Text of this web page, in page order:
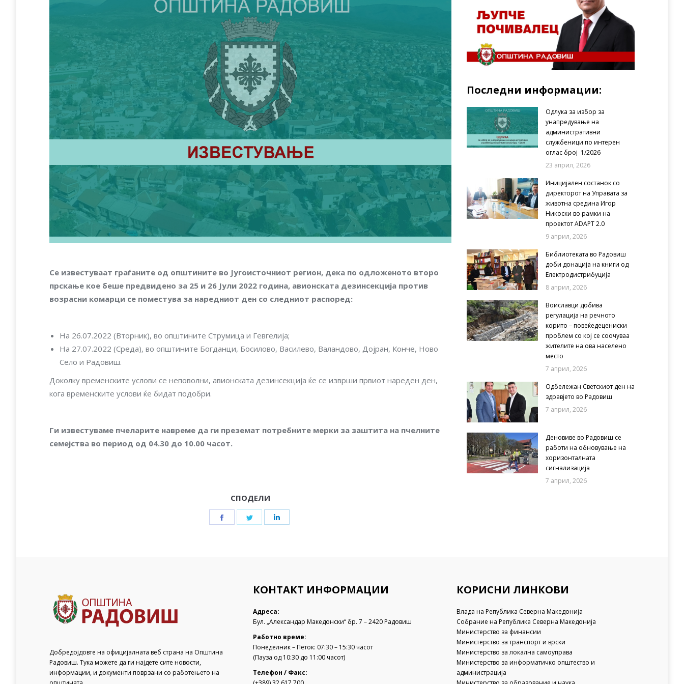
Се известуваат граѓаните од општините во Југоисточниот регион, дека по одложеното второ
прскање кое беше предвидено за 25 и 26 Јули 2022 година, авионската дезинсекција против
возрасни комарци се поместува за наредниот ден со следниот распоред:
На 26.07.2022 (Вторник), во општините Струмица и Гевгелија;
На 27.07.2022 (Среда), во општините Богданци, Босилово, Василево, Валандово, Дојран, Конче, Ново
Село и Радовиш.
Доколку временските услови се неповолни, авионската дезинсекција ќе се изврши првиот нареден ден,
кога временските услови ќе бидат подобри.
Ги известуваме пчеларите навреме да ги преземат потребните мерки за заштита на пчелните
семејства во период од 04.30 до 10.00 часот.
СПОДЕЛИ
Share
Share
Последни информации:
Одлука за избор за
унапредување на
административни
службеници по интерен
оглас број 1/2026
23 април, 2026
Иницијален состанок со
директорот на Управата за
животна средина Игор
Никоски во рамки на
проектот ADAPT 2.0
9 април, 2026
Библиотеката во Радовиш
доби донација на книги од
Електродистрибуција
8 април, 2026
Воиславци добива
регулација на речното
корито – повеќедецениски
проблем со кој се соочуваа
жителите на ова населено
место
7 април, 2026
Одбележан Светскиот ден на
здравјето во Радовиш
7 април, 2026
Деновиве во Радовиш се
работи на обновување на
хоризонталната
сигнализација
7 април, 2026
Добредојдовте на официјалната веб страна на Општина
Радовиш. Тука можете да ги најдете сите новости,
информации, и документи поврзани со работењето на
КОНТАКТ ИНФОРМАЦИИ
Адреса:
Бул. „Александар Македонски“ бр. 7 – 2420 Радовиш
Работно време:
Понеделник – Петок: 07:30 – 15:30 часот
(Пауза од 10:30 до 11:00 часот)
Телефон / Факс:
КОРИСНИ ЛИНКОВИ
Влада на Република Северна Македонија
Собрание на Република Северна Македонија
Министерство за финансии
Министерство за транспорт и врски
Министерство за локална самоуправа
Министерство за информатичко општество и
администрација